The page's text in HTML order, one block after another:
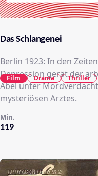
Das Schlangenei
Berlin 1923: In den
Depression gerät der
Abel unter
mysteriösen Arztes.
119
Min.
Film Drama Thriller